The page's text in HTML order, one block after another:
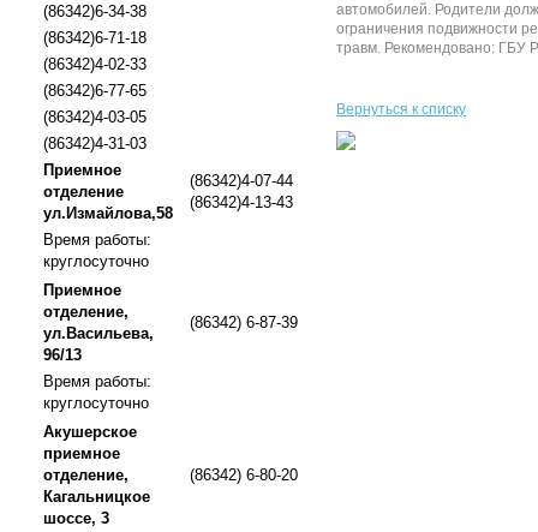
(86342)6-34-38
(86342)6-71-18
(86342)4-02-33
(86342)6-77-65
(86342)4-03-05
(86342)4-31-03
Приемное
отделение
ул.Измайлова,58
(86342)4-07-44
(86342)4-13-43
Время работы:
круглосуточно
Приемное
отделение,
ул.Васильева,
96/13
(86342) 6-87-39
Время работы:
круглосуточно
Акушерское
приемное
отделение,
Кагальницкое
шоссе, 3
(86342) 6-80-20
автомобилей. Родители
ограничения подвижности
травм. Рекомендовано: ГБУ
Вернуться к списку